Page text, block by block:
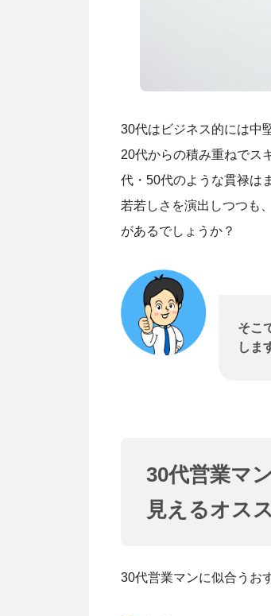
30代はビジネス的には中堅
20代からの積み重ねでス
代・50代のような貫禄は
若若しさを演出しつつも
があるでしょうか？
そこ
しま
30代営業マ
見えるオス
30代営業マンに似合うお